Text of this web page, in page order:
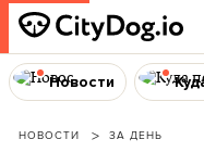
Новости
НОВОСТИ ЗА ДЕНЬ